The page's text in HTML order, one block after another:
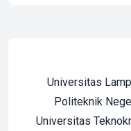
Universitas
Politeknik
Universitas